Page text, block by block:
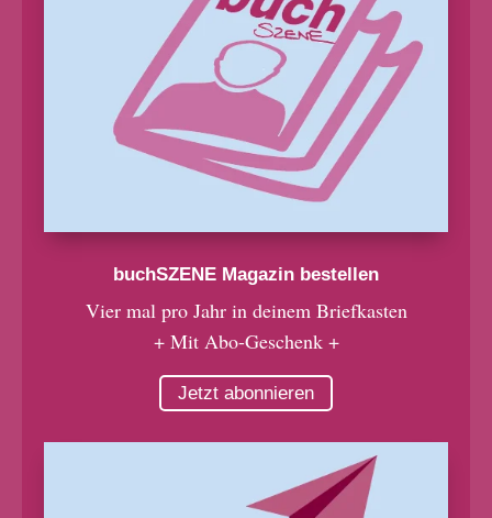
buchSZENE Magazin bestellen
Vier mal pro Jahr in deinem Briefkasten
+ Mit Abo-Geschenk +
Jetzt abonnieren